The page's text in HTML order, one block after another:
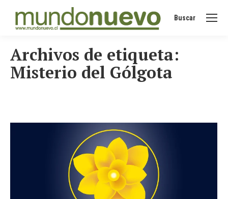
Buscar:
Buscar
Archivos de etiqueta:
Misterio del Gólgota